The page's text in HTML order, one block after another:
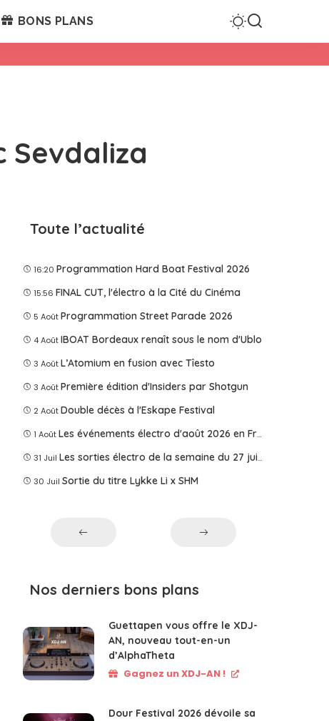
BONS PLANS
Sevdaliza
Toute l’actualité
16:20 Programmation Hard Boat Festival 2026
15:56 FINAL CUT, l'électro à la Cité du Cinéma
5 Août Programmation Street Parade 2026
4 Août IBOAT Bordeaux renaît sous le nom d'Ublo
3 Août L’Atomium en fusion avec Tîesto
3 Août Première édition d'Insiders par Shotgun
2 Août Double décès à l'Eskape Festival
1 Août Les événements électro d'août 2026 en France
31 Juil Les sorties électro de la semaine du 27 juillet 2026
30 Juil Sortie du titre Lykke Li x SHM
Nos derniers bons plans
Guettapen vous offre le XDJ-
AN, nouveau tout-en-un
d’AlphaTheta
Gagnez un XDJ-AN !
Dour Festival 2026 dévoile sa